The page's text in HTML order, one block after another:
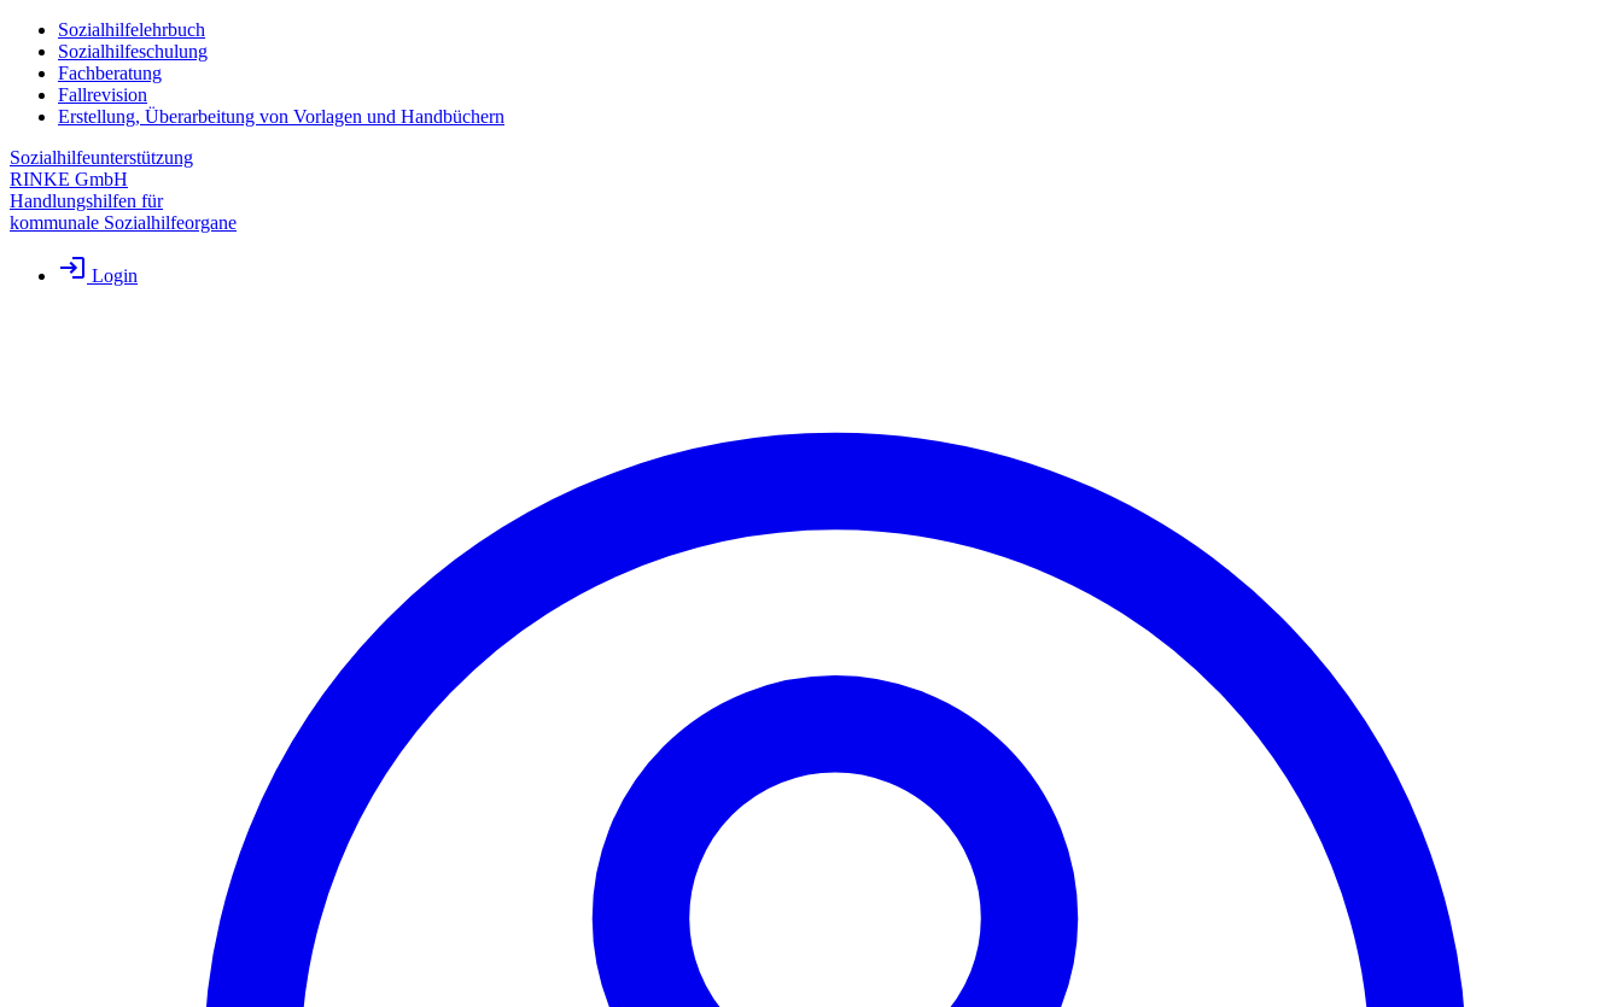
Sozialhilfelehrbuch
Sozialhilfeschulung
Fachberatung
Fallrevision
Erstellung, Überarbeitung von Vorlagen und Handbüchern
Sozialhilfeunterstützung
RINKE GmbH
Handlungshilfen für
kommunale Sozialhilfeorgane
Login